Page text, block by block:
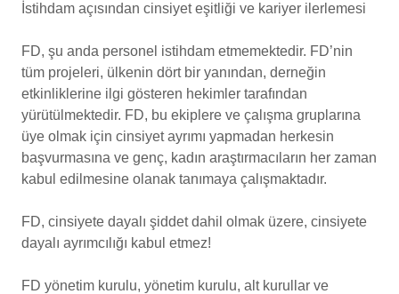
İstihdam açısından cinsiyet eşitliği ve kariyer ilerlemesi
FD, şu anda personel istihdam etmemektedir. FD’nin
tüm projeleri, ülkenin dört bir yanından, derneğin
etkinliklerine ilgi gösteren hekimler tarafından
yürütülmektedir. FD, bu ekiplere ve çalışma gruplarına
üye olmak için cinsiyet ayrımı yapmadan herkesin
başvurmasına ve genç, kadın araştırmacıların her zaman
kabul edilmesine olanak tanımaya çalışmaktadır.
FD, cinsiyete dayalı şiddet dahil olmak üzere, cinsiyete
dayalı ayrımcılığı kabul etmez!
FD yönetim kurulu, yönetim kurulu, alt kurullar ve